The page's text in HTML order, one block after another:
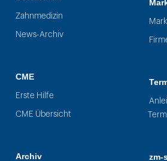
Zahnmedizin
News-Archiv
CME
Erste Hilfe
CME Übersicht
Archiv zm-